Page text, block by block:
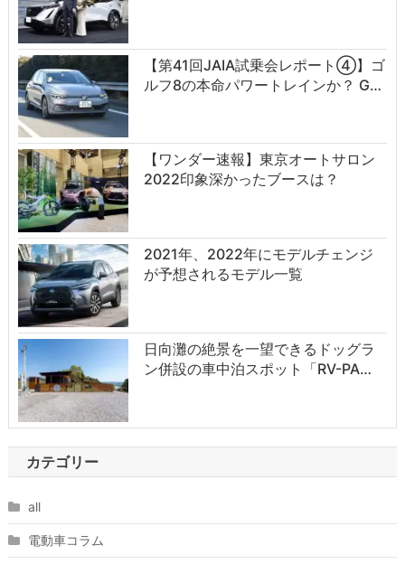
【第41回JAIA試乗会レポート④】ゴ
ルフ8の本命パワートレインか？ G…
【ワンダー速報】東京オートサロン
2022印象深かったブースは？
2021年、2022年にモデルチェンジ
が予想されるモデル一覧
日向灘の絶景を一望できるドッグラ
ン併設の車中泊スポット「RV-PA…
カテゴリー
all
電動車コラム